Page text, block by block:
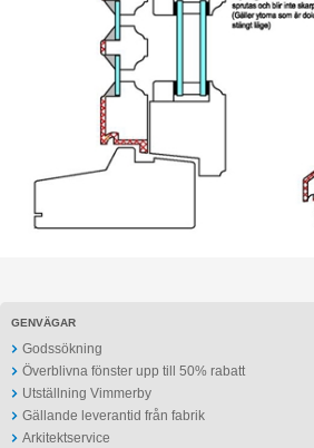
GENVÄGAR
Godssökning
Överblivna fönster upp till 50% rabatt
Utställning Vimmerby
Gällande leverantid från fabrik
Arkitektservice